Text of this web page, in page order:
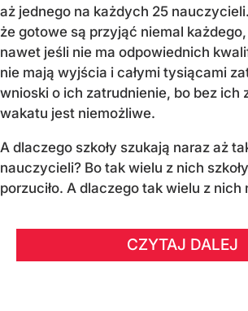
aż jednego na każdych 25
że gotowe są przyjąć niemal
nawet jeśli nie ma odpowiednich
nie mają wyjścia i całymi tysiącami
wnioski o ich zatrudnienie, bo bez ich
wakatu jest niemożliwe.
A dlaczego szkoły szukają naraz aż
nauczycieli? Bo tak wielu z nich
porzuciło. A dlaczego tak wielu z nich
CZYTAJ DALEJ